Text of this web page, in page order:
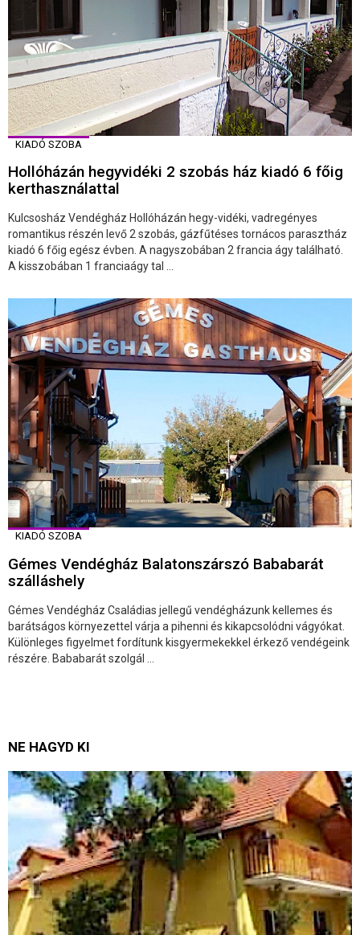
KIADÓ SZOBA
Hollóházán hegyvidéki 2 szobás ház kiadó 6 főig
kerthasználattal
Kulcsosház Vendégház Hollóházán hegy-vidéki, vadregényes
romantikus részén levő 2 szobás, gázfűtéses tornácos parasztház
kiadó 6 főig egész évben. A nagyszobában 2 francia ágy található.
A kisszobában 1 franciaágy tal ...
KIADÓ SZOBA
Gémes Vendégház Balatonszárszó Bababarát
szálláshely
Gémes Vendégház Családias jellegű vendégházunk kellemes és
barátságos környezettel várja a pihenni és kikapcsolódni vágyókat.
Különleges figyelmet fordítunk kisgyermekekkel érkező vendégeink
részére. Bababarát szolgál ...
NE HAGYD KI